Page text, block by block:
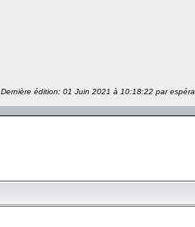
Dernière édition: 01 Juin 2021 à 10:18:22 par